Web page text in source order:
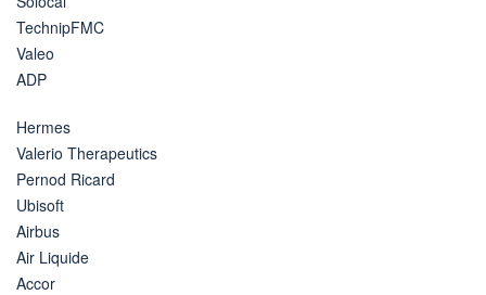
TechnipFMC
Valeo
ADP
Hermes
Valerio Therapeutics
Pernod Ricard
Ubisoft
Airbus
Air Liquide
Accor